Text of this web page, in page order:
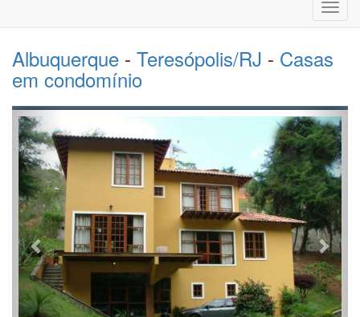
Albuquerque - Teresópolis/RJ - Casas
em condomínio
Anterior